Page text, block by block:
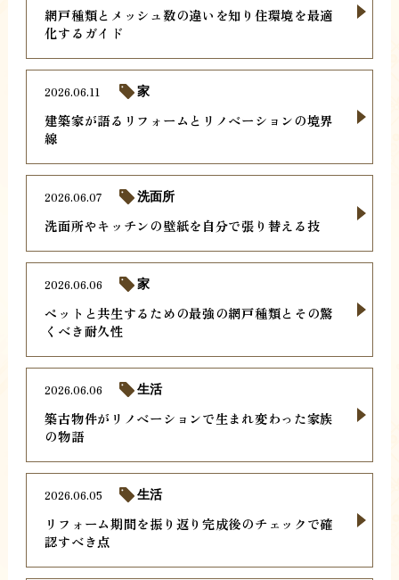
網戸種類とメッシュ数の違いを知り住環境を最適
化するガイド
建築家が語るリフォームとリノベーションの境界
線
2026.06.11 家
洗面所やキッチンの壁紙を自分で張り替える技
2026.06.07 洗面所
ペットと共生するための最強の網戸種類とその驚
くべき耐久性
2026.06.06 家
築古物件がリノベーションで生まれ変わった家族
の物語
2026.06.06 生活
リフォーム期間を振り返り完成後のチェックで確
認すべき点
2026.06.05 生活